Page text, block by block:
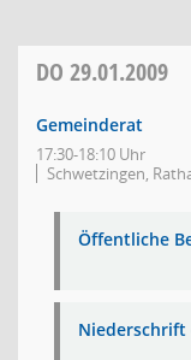
DO 29.01.2009
Gemeinderat
17:30-18:10 Uhr
Schwetzingen,
Öffentliche